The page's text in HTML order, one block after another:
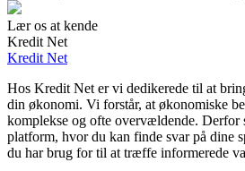
Lær os at kende
Kredit Net
Kredit Net
Hos Kredit Net er vi dedikerede til at
din økonomi. Vi forstår, at økonomiske
komplekse og ofte overvældende. Derfor
platform, hvor du kan finde svar på dine
du har brug for til at træffe informerede